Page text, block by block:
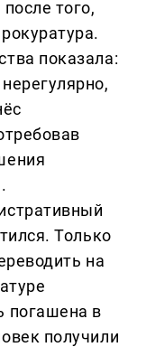
того,
показала:
Только
на
погашена в
получили